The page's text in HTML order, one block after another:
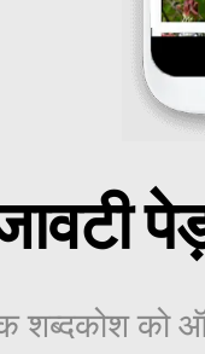
शब्दकोश को